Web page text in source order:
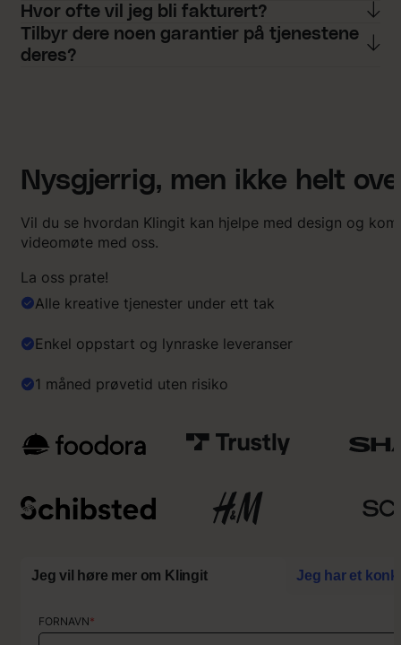
Hvor ofte vil jeg bli fakturert?
Tilbyr dere noen garantier på tjenestene
deres?
Nysgjerrig, men ikke helt
Vil du se hvordan Klingit kan hjelpe med design og
videomøte med oss.
La oss prate!
Alle kreative tjenester under ett tak
Enkel oppstart og lynraske leveranser
1 måned prøvetid uten risiko
Jeg vil høre mer om Klingit Jeg har et
FORNAVN*
FORNAVN*